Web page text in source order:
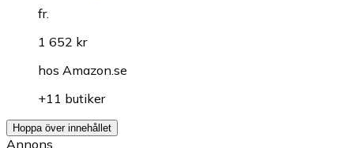
fr.
1 652 kr
hos Amazon.se
+11 butiker
Hoppa över innehållet
Annons